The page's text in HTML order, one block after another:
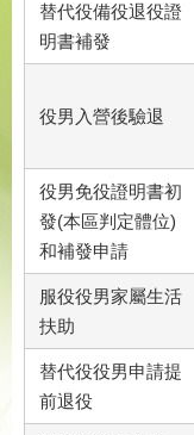
替代役備役退役證
明書補發
役男入營後驗退
役男免役證明書初
發(本區判定體位)
和補發申請
服役役男家屬生活
扶助
替代役役男申請提
前退役